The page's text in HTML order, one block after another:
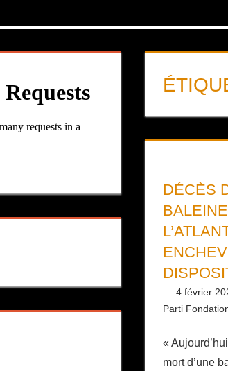
DÉCÈS
4 février
Parti
«
mort d’une